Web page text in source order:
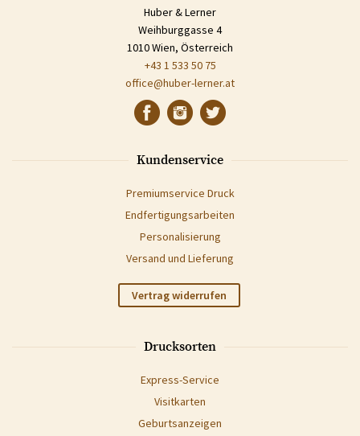
Huber & Lerner
Weihburggasse 4
1010 Wien, Österreich
+43 1 533 50 75
office@huber-lerner.at
Kundenservice
Premiumservice Druck
Endfertigungsarbeiten
Personalisierung
Versand und Lieferung
Vertrag widerrufen
Drucksorten
Express-Service
Visitkarten
Geburtsanzeigen